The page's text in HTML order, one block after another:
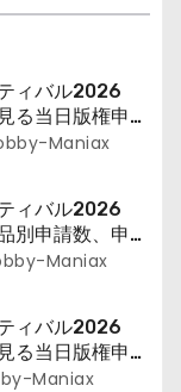
ィバル2026
る当日版権申請
プ2は『ウルト
らずも、定番
Maniax
ィバル2026
別申請数、申請
種データで見る
ルトラ怪獣ワン
ラマン』シリー
ーラー数は過
Maniax
ィバル2026
る当日版権申請
ルトラ怪獣
Maniax